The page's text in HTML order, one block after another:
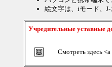
絵文字は、iモード、J-
Учредительные уставные
Смотреть здесь